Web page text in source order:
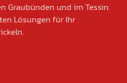
Graubünden und im Tessin.
Lösungen für Ihr